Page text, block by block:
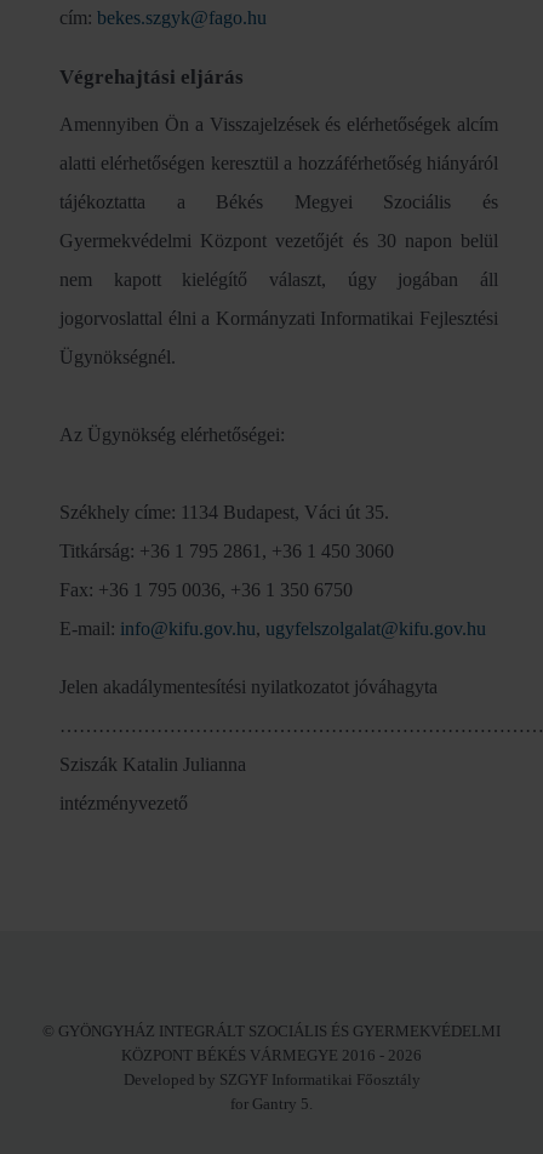
cím: bekes.szgyk@fago.hu
Végrehajtási eljárás
Amennyiben Ön a Visszajelzések és elérhetőségek alcím
alatti elérhetőségen keresztül a hozzáférhetőség hiányáról
tájékoztatta a Békés Megyei Szociális és
Gyermekvédelmi Központ vezetőjét és 30 napon belül
nem kapott kielégítő választ, úgy jogában áll
jogorvoslattal élni a Kormányzati Informatikai Fejlesztési
Ügynökségnél.
Az Ügynökség elérhetőségei:
Székhely címe: 1134 Budapest, Váci út 35.
Titkárság: +36 1 795 2861, +36 1 450 3060
Fax: +36 1 795 0036, +36 1 350 6750
E-mail: info@kifu.gov.hu, ugyfelszolgalat@kifu.gov.hu
Jelen akadálymentesítési nyilatkozatot jóváhagyta
Sziszák Katalin Julianna
intézményvezető
© GYÖNGYHÁZ INTEGRÁLT SZOCIÁLIS ÉS GYERMEKVÉDELMI
KÖZPONT BÉKÉS VÁRMEGYE 2016 - 2026
Developed by SZGYF Informatikai Főosztály
for Gantry 5.